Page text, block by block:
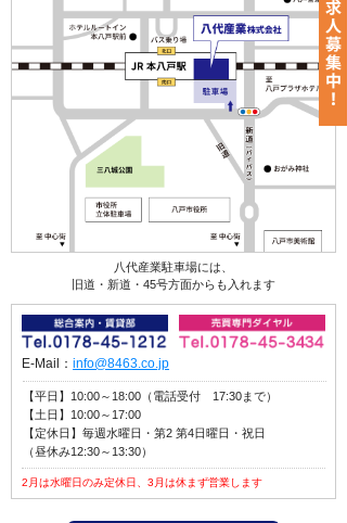
八代産業駐車場には、
旧道・新道・45号方面からも入れます
E-Mail： info@8463.co.jp
【平日】10:00～18:00（電話受付 17:30まで）
【土日】10:00～17:00
【定休日】毎週水曜日・第2 第4日曜日・祝日
（昼休み12:30～13:30）
2月は水曜日のみ定休日、3月は休まず営業します